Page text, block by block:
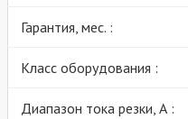
Гарантия, мес. :
Класс оборудования :
Диапазон тока резки, А :